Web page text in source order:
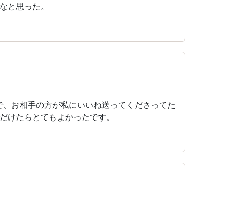
と思った。
お相手の方が私にいいね送ってくださってた
たらとてもよかったです。